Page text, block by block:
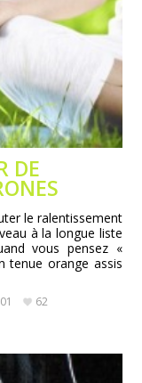
DE
le ralentissement
à la longue liste
vous pensez «
tenue orange assis
62